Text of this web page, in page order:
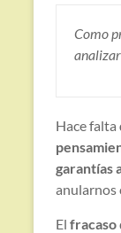
Como
Hace falta
garantías
anularnos
El fracaso